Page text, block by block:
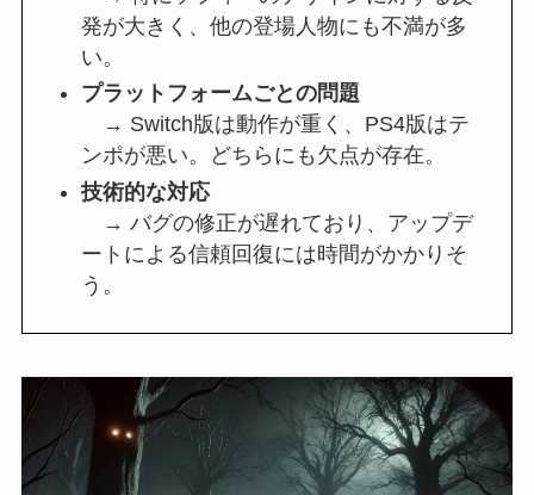
発が大きく、他の登場人物にも不満が多
い。
プラットフォームごとの問題
→ Switch版は動作が重く、PS4版はテ
ンポが悪い。どちらにも欠点が存在。
技術的な対応
→ バグの修正が遅れており、アップデ
ートによる信頼回復には時間がかかりそ
う。